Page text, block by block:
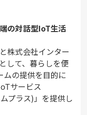
の対話型IoT生活
株式会社インター
して、暮らしを便
の提供を目的に
サービス
プラス)」を提供し